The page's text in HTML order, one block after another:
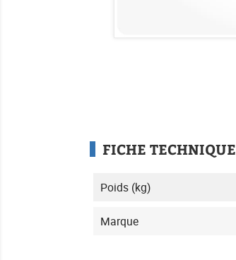
FICHE TECHNIQUE
Poids (kg)
Marque